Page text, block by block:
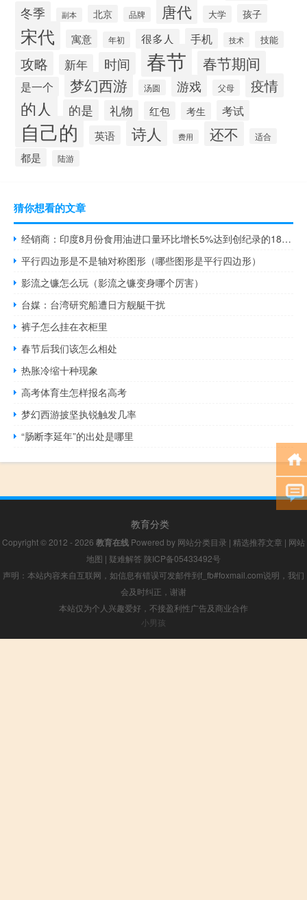
冬季 副本 北京 品牌 唐代 大学 孩子
宋代 寓意 年初 很多人 手机 技术 技能
攻略 新年 时间 春节 春节期间
是一个 梦幻西游 汤圆 游戏 父母 疫情
的人 的是 礼物 红包 考生 考试
自己的 英语 诗人 费用 还不 适合
都是 陆游
猜你想看的文章
经销商：印度8月份食用油进口量环比增长5%达到创纪录的185万公吨；8月份棕榈油进口量环比增长3.6%达到112万公吨为9个月来最高水平
平行四边形是不是轴对称图形（哪些图形是平行四边形）
影流之镰怎么玩（影流之镰变身哪个厉害）
台媒：台湾研究船遭日方舰艇干扰
裤子怎么挂在衣柜里
春节后我们该怎么相处
热胀冷缩十种现象
高考体育生怎样报名高考
梦幻西游披坚执锐触发几率
“肠断李延年”的出处是哪里
教育分类
Copyright © 2012 - 2026 教育在线 Powered by 网站分类目录 | 精选推荐文章 | 网站
地图 | 疑难解答 陕ICP备05433492号
声明：本站内容来自互联网，如信息有错误可发邮件到f_fb#foxmail.com说明，我们
会及时纠正，谢谢
本站仅为个人兴趣爱好，不接盈利性广告及商业合作
小男孩